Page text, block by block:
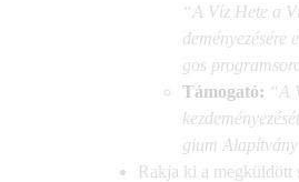
“A Víz Hete a
gos
Támo­ga­tó: “A
gi­um
Rak­ja ki a meg­kül­dött